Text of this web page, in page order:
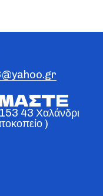
43 Χαλάνδρι
)